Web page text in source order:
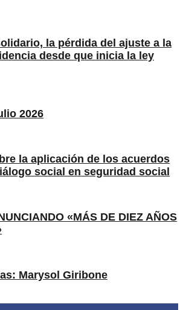
la pérdida del ajuste a la
desde que inicia la ley
2026
la aplicación de los acuerdos
social en seguridad social
«MÁS DE DIEZ AÑOS
Marysol Giribone